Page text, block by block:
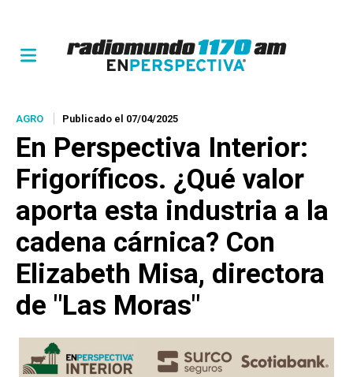
AGRO Publicado el 07/04/2025
En Perspectiva Interior:
Frigoríficos. ¿Qué valor
aporta esta industria a la
cadena cárnica? Con
Elizabeth Misa, directora
de "Las Moras"